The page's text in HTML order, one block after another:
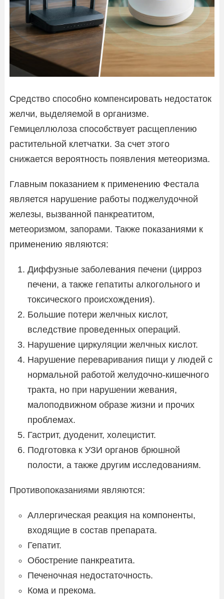
Средство способно компенсировать недостаток
желчи, выделяемой в организме.
Гемицеллюлоза способствует расщеплению
растительной клетчатки. За счет этого
снижается вероятность появления метеоризма.
Главным показанием к применению Фестала
является нарушение работы поджелудочной
железы, вызванной панкреатитом,
метеоризмом, запорами. Также показаниями к
применению являются:
Диффузные заболевания печени (цирроз
печени, а также гепатиты алкогольного и
токсического происхождения).
Большие потери желчных кислот,
вследствие проведенных операций.
Нарушение циркуляции желчных кислот.
Нарушение переваривания пищи у людей с
нормальной работой желудочно-кишечного
тракта, но при нарушении жевания,
малоподвижном образе жизни и прочих
проблемах.
Гастрит, дуоденит, холецистит.
Подготовка к УЗИ органов брюшной
полости, а также другим исследованиям.
Противопоказаниями являются:
Аллергическая реакция на компоненты,
входящие в состав препарата.
Гепатит.
Обострение панкреатита.
Печеночная недостаточность.
Кома и прекома.